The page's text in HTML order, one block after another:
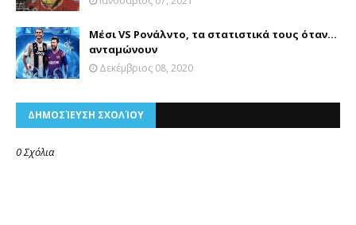
Μέσι VS Ρονάλντο, τα στατιστικά τους όταν…
ανταμώνουν
Δεκέμβριος 08, 2020
ΔΗΜΟΣΊΕΥΣΗ ΣΧΟΛΊΟΥ
0 Σχόλια